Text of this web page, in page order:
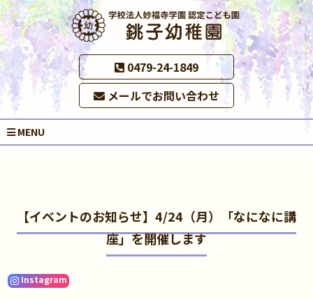
0479-24-1849
メールでお問い合わせ
MENU
【イベントのお知らせ】4/24（月）「なになに講
座」を開催します
Instagram